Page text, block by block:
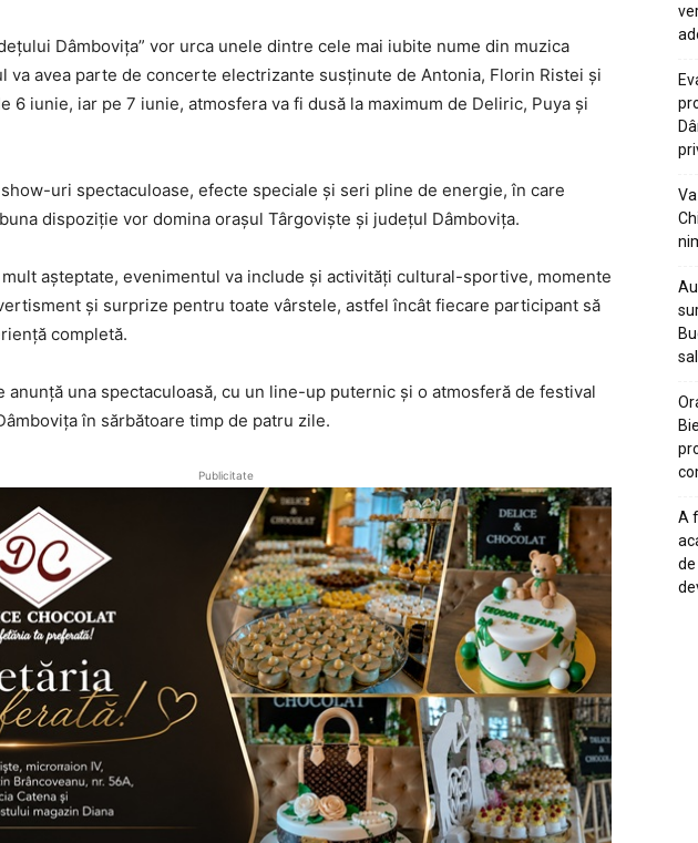
Dâmbovița” vor urca unele dintre cele mai iubite nume din muzica
va avea parte de concerte electrizante susținute de Antonia, Florin Ristei și
6 iunie, iar pe 7 iunie, atmosfera va fi dusă la maximum de Deliric, Puya și
uri spectaculoase, efecte speciale și seri pline de energie, în care
dispoziție vor domina orașul Târgoviște și județul Dâmbovița.
așteptate, evenimentul va include și activități cultural-sportive, momente
și surprize pentru toate vârstele, astfel încât fiecare participant să
completă.
anunță una spectaculoasă, cu un line-up puternic și o atmosferă de festival
în sărbătoare timp de patru zile.
Publicitate
A